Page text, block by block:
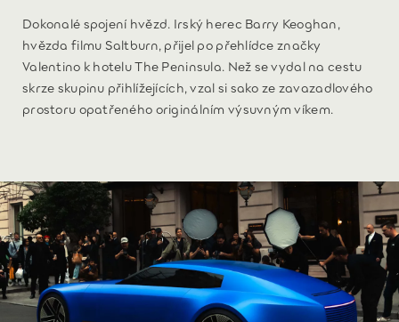
Dokonalé spojení hvězd. Irský herec Barry Keoghan,
hvězda filmu Saltburn, přijel po přehlídce značky
Valentino k hotelu The Peninsula. Než se vydal na cestu
skrze skupinu přihlížejících, vzal si sako ze zavazadlového
prostoru opatřeného originálním výsuvným víkem.